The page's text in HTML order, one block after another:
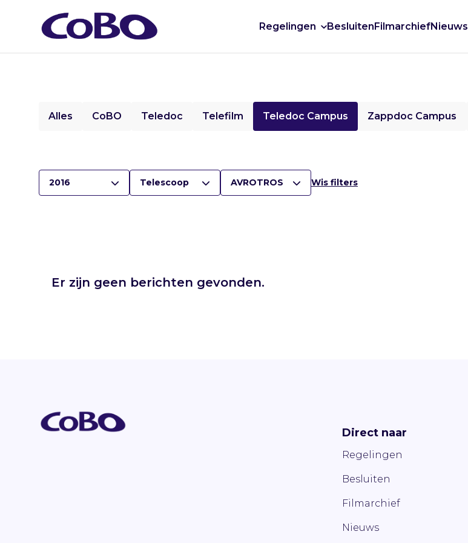
Regelingen BesluitenFilmarchiefNieuws
Alles CoBO Teledoc Telefilm Teledoc Campus Zappdoc Campus
2016 Telescoop AVROTROS Wis filters
Er zijn geen berichten gevonden.
Direct naar
Regelingen
Besluiten
Filmarchief
Nieuws